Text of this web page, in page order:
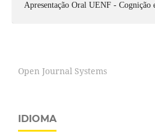
Apresentação Oral UENF - Cognição
Open Journal Systems
IDIOMA